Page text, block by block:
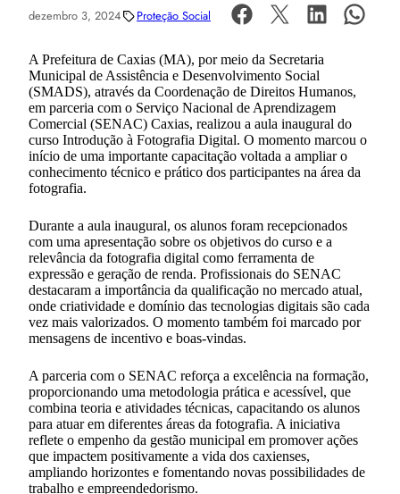
dezembro 3, 2024 Proteção Social
A Prefeitura de Caxias (MA), por meio da Secretaria
Municipal de Assistência e Desenvolvimento Social
(SMADS), através da Coordenação de Direitos Humanos,
em parceria com o Serviço Nacional de Aprendizagem
Comercial (SENAC) Caxias, realizou a aula inaugural do
curso Introdução à Fotografia Digital. O momento marcou o
início de uma importante capacitação voltada a ampliar o
conhecimento técnico e prático dos participantes na área da
fotografia.
Durante a aula inaugural, os alunos foram recepcionados
com uma apresentação sobre os objetivos do curso e a
relevância da fotografia digital como ferramenta de
expressão e geração de renda. Profissionais do SENAC
destacaram a importância da qualificação no mercado atual,
onde criatividade e domínio das tecnologias digitais são cada
vez mais valorizados. O momento também foi marcado por
mensagens de incentivo e boas-vindas.
A parceria com o SENAC reforça a excelência na formação,
proporcionando uma metodologia prática e acessível, que
combina teoria e atividades técnicas, capacitando os alunos
para atuar em diferentes áreas da fotografia. A iniciativa
reflete o empenho da gestão municipal em promover ações
que impactem positivamente a vida dos caxienses,
ampliando horizontes e fomentando novas possibilidades de
trabalho e empreendedorismo.